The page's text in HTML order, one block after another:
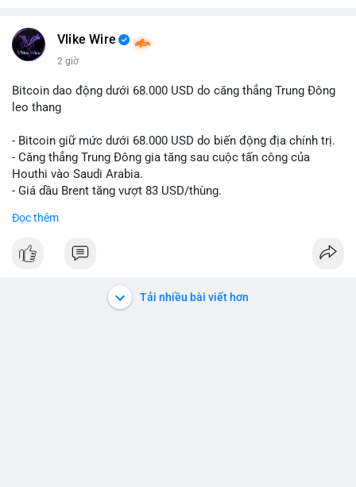
Vlike Wire
2 giờ
Bitcoin dao động dưới 68.000 USD do căng thẳng Trung Đông
leo thang
- Bitcoin giữ mức dưới 68.000 USD do biến động địa chính trị.
- Căng thẳng Trung Đông gia tăng sau cuộc tấn công của
Houthi vào Saudi Arabia.
- Giá dầu Brent tăng vượt 83 USD/thùng.
#bitcoin
$btc
Đọc thêm
Tải nhiều bài viết hơn